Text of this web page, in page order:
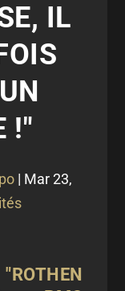
IL
!"
| Mar 23,